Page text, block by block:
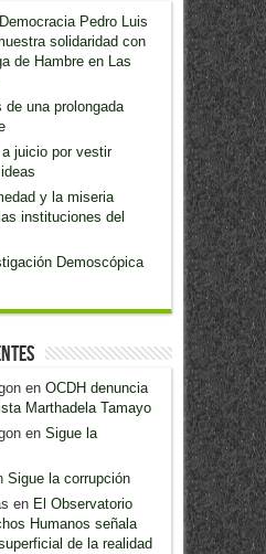
Pedro Luis
solidaridad con
de Hambre en Las
una prolongada
juicio por vestir
y la miseria
instituciones del
Demoscópica
en OCDH denuncia
Marthadela Tamayo
en Sigue la
Sigue la corrupción
en El Observatorio
Humanos señala
de la realidad